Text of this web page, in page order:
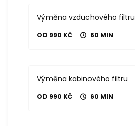
Výměna vzduchového filtru
OD 990 KČ 60 MIN
Výměna kabinového filtru
OD 990 KČ 60 MIN